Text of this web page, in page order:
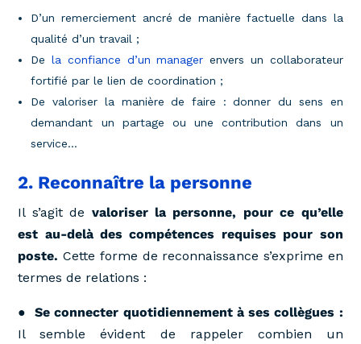
D’un remerciement ancré de manière factuelle dans la
qualité d’un travail ;
Dela confiance d’un manager envers un collaborateur
fortifié par le lien de coordination ;
De valoriser la manière de faire : donner du sens en
demandant un partage ou une contribution dans un
service…
2. Reconnaître la personne
Il s’agit de valoriser la personne, pour ce qu’elle
est au-delà des compétences requises pour son
poste. Cette forme de reconnaissance s’exprime en
termes de relations :
●Se connecter quotidiennement à ses collègues :
Il semble évident de rappeler combien un